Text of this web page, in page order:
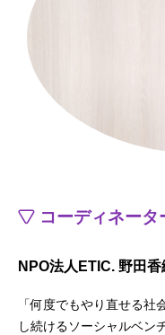
コーディネータ
NPO法人ETIC. 野田香
「何度でもやり直せる
し続けるソーシャルベン